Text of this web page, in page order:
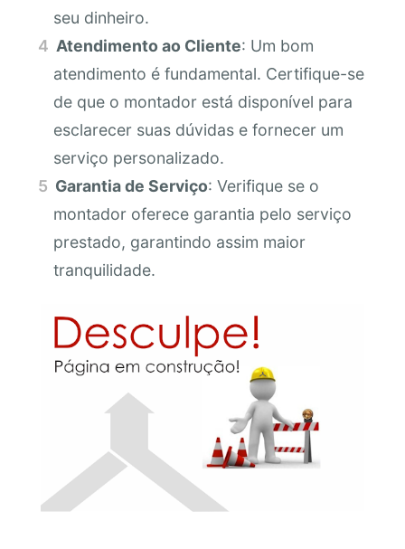
seu dinheiro.
Atendimento ao Cliente: Um bom
atendimento é fundamental. Certifique-se
de que o montador está disponível para
esclarecer suas dúvidas e fornecer um
serviço personalizado.
Garantia de Serviço: Verifique se o
montador oferece garantia pelo serviço
prestado, garantindo assim maior
tranquilidade.